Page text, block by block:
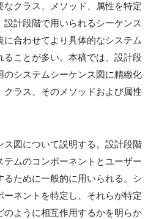
なクラス、メソッド、属性を特定
計段階で用いられるシーケンス
合わせてより具体的なシステム
ることが多い。本稿では、設計段
のシステムシーケンス図に精緻化
ラス、そのメソッドおよび属性
ス図について説明する。設計段階
テムのコンポーネントとユーザー
るために一般的に用いられる。シ
ーネントを特定し、それらが特定
のように相互作用するかを明らか